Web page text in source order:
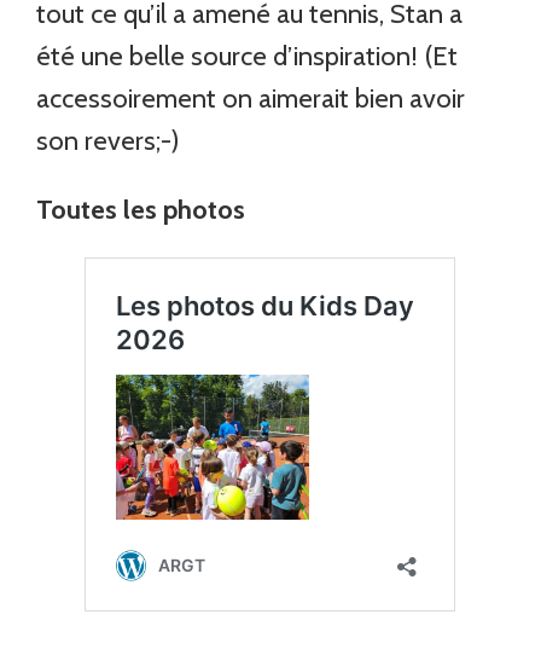
tout ce qu’il a amené au tennis, Stan a
été une belle source d’inspiration! (Et
accessoirement on aimerait bien avoir
son revers;-)
Toutes les photos